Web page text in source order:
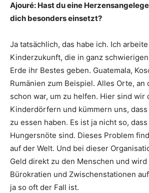
Ajouré: Hast du eine
dich besonders einsetzt?
Ja tatsächlich, das habe ich. Ich
Kinderzukunft, die in ganz
Erde ihr Bestes geben. Guatemala,
Rumänien zum Beispiel. Alles Orte, an
schon war, um zu helfen. Hier sind wir
Kinderdörfern und kümmern uns,
zu essen haben. Es ist ja nicht so,
Hungersnöte sind. Dieses Problem
auf der Welt. Und bei dieser
Geld direkt zu den Menschen und
Bürokratien und Zwischenstationen
ja so oft der Fall ist.